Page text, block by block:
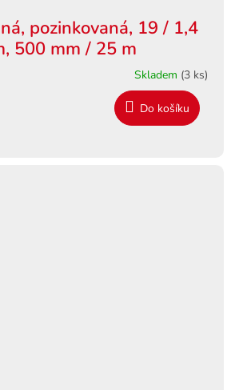
pozinkovaná, 19 / 1,4
500 mm / 25 m
Skladem (3 ks)
Do košíku